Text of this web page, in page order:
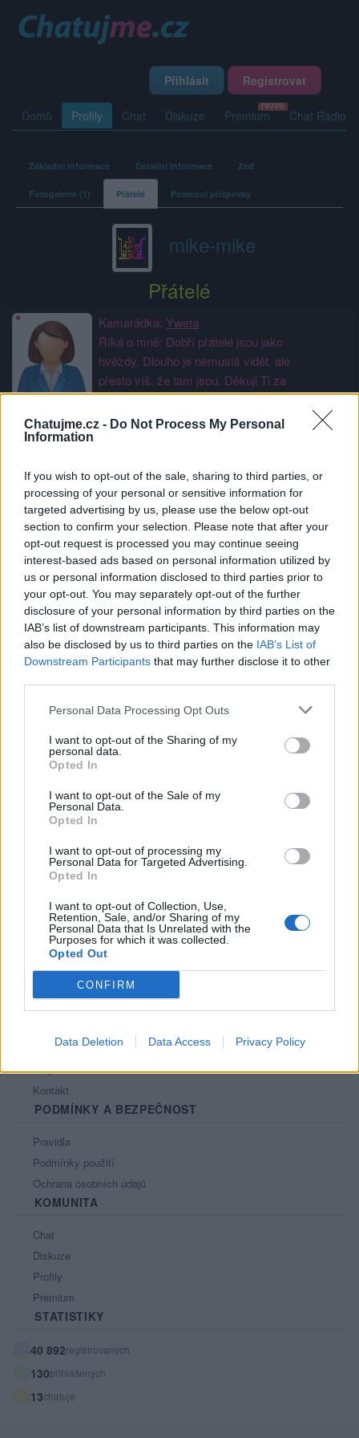
Chatujme.cz - Do Not Process My Personal
Information
If you wish to opt-out of the sale, sharing to third parties, or
processing of your personal or sensitive information for
targeted advertising by us, please use the below opt-out
section to confirm your selection. Please note that after your
opt-out request is processed you may continue seeing
interest-based ads based on personal information utilized by
us or personal information disclosed to third parties prior to
your opt-out. You may separately opt-out of the further
disclosure of your personal information by third parties on the
IAB’s list of downstream participants. This information may
also be disclosed by us to third parties on the IAB’s List of
Downstream Participants that may further disclose it to other
Personal Data Processing Opt Outs
I want to opt-out of the Sharing of my
personal data.
Opted In
I want to opt-out of the Sale of my
Personal Data.
Opted In
I want to opt-out of processing my
Personal Data for Targeted Advertising.
Opted In
I want to opt-out of Collection, Use,
Retention, Sale, and/or Sharing of my
Personal Data that Is Unrelated with the
Purposes for which it was collected.
Opted Out
CONFIRM
Data Deletion Data Access Privacy Policy
Přihlásit Registrovat
Domů Profily Chat Diskuze Premium Chat Rádio
Základní informace Detailní informace Zeď
Fotogalerie (1) Přátelé Poslední příspěvky
mike-mike
Přátelé
Kamarádka: Yweta
Říká o mně: Dobří přátelé jsou jako
hvězdy. Dlouho je nemusíš vidět, ale
přesto víš, že tam jsou. Děkuji Ti za
krásné přátelství, obrázky a
písmenka .... MTR Miky ....
Říká o mně: MIKI báječný a hodný
kluk...děkuji
Kamarádka:Lena-22
Říká o mně: Miki.....vítám Tě u mě v
přátelích a děkuji za
hezké,obrázkové pozdravy.....◕‿◕
Kamarádka:ivana-skubalova-5
Říká o mně: S přáteli je život hezčí a
Kamarádka:
PORTÁL
Podpořte nás
Co je nového
Kontakt
PODMÍNKY A BEZPEČNOST
Pravidla
Podmínky použití
Ochrana osobních údajů
KOMUNITA
Chat
Diskuze
Profily
Premium
STATISTIKY
40 892registrovaných
130přihlášených
13chatuje